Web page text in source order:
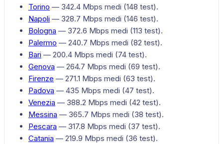
Torino — 342.4 Mbps medi (148 test).
Napoli — 328.7 Mbps medi (146 test).
Bologna — 372.6 Mbps medi (113 test).
Palermo — 240.7 Mbps medi (82 test).
Bari — 200.4 Mbps medi (74 test).
Genova — 264.7 Mbps medi (69 test).
Firenze — 271.1 Mbps medi (63 test).
Padova — 435 Mbps medi (47 test).
Venezia — 388.2 Mbps medi (42 test).
Messina — 365.7 Mbps medi (38 test).
Pescara — 317.8 Mbps medi (37 test).
Catania — 219.9 Mbps medi (36 test).